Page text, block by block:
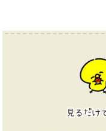
見るだけ